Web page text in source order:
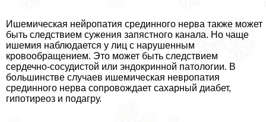
Ишемическая нейропатия срединного нерва также может
быть следствием сужения запястного канала. Но чаще
ишемия наблюдается у лиц с нарушенным
кровообращением. Это может быть следствием
сердечно-сосудистой или эндокринной патологии. В
большинстве случаев ишемическая невропатия
срединного нерва сопровождает сахарный диабет,
гипотиреоз и подагру.